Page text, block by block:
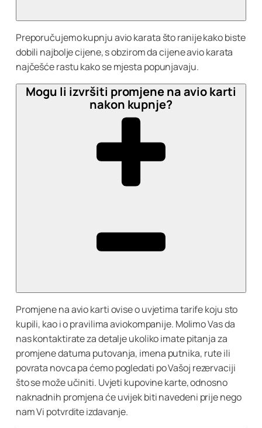
Preporučujemo kupnju avio karata što ranije kako biste
dobili najbolje cijene, s obzirom da cijene avio karata
najčešće rastu kako se mjesta popunjavaju.
Mogu li izvršiti promjene na avio karti
nakon kupnje?
Promjene na avio karti ovise o uvjetima tarife koju sto
kupili, kao i o pravilima aviokompanije. Molimo Vas da
nas kontaktirate za detalje ukoliko imate pitanja za
promjene datuma putovanja, imena putnika, rute ili
povrata novca pa ćemo pogledati po Vašoj rezervaciji
što se može učiniti. Uvjeti kupovine karte, odnosno
naknadnih promjena će uvijek biti navedeni prije nego
nam Vi potvrdite izdavanje.